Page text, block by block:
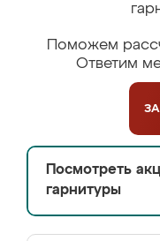
Поможем
Ответим
Посмотреть
гарнитуры